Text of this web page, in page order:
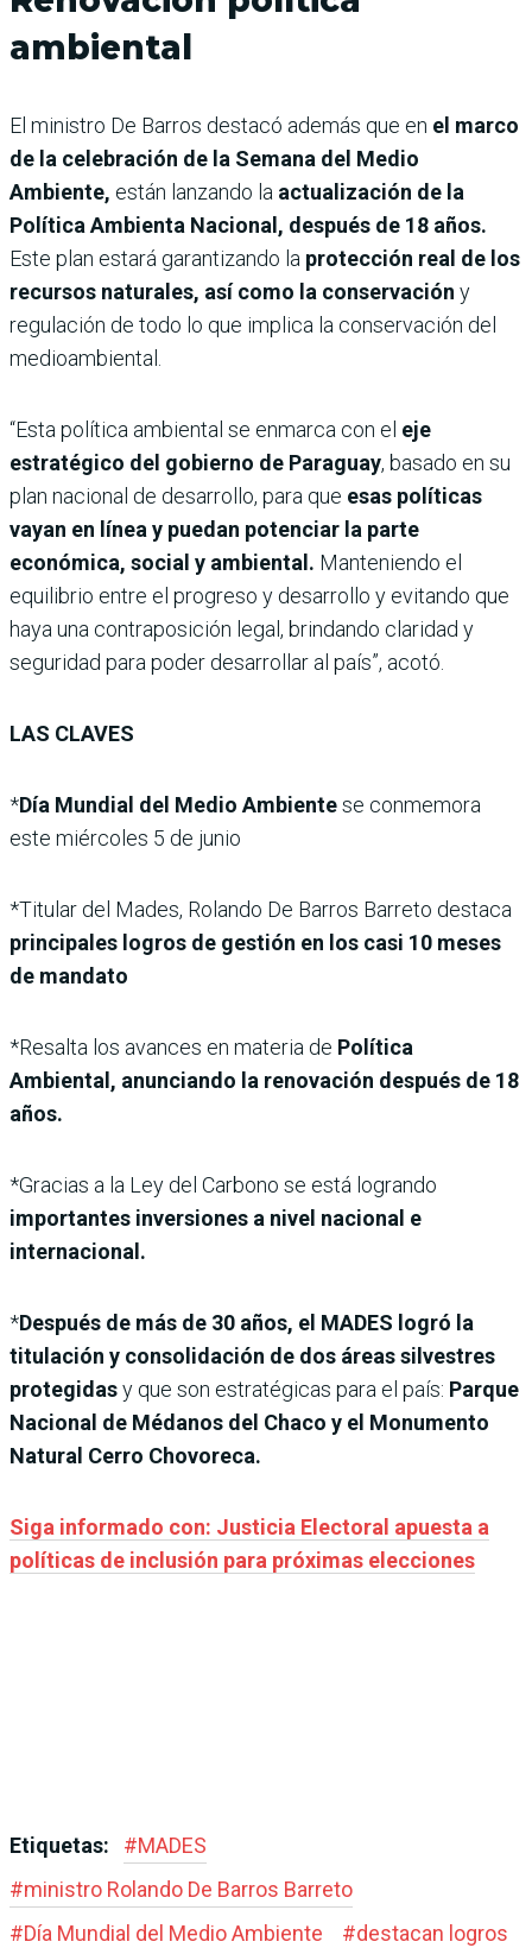
ambiental
El ministro De Barros destacó además que en el marco
de la celebración de la Semana del Medio
Ambiente, están lanzando la actualización de la
Política Ambienta Nacional, después de 18 años.
Este plan estará garantizando la protección real de los
recursos naturales, así como la conservación y
regulación de todo lo que implica la conservación del
medioambiental.
“Esta política ambiental se enmarca con el eje
estratégico del gobierno de Paraguay, basado en su
plan nacional de desarrollo, para que esas políticas
vayan en línea y puedan potenciar la parte
económica, social y ambiental. Manteniendo el
equilibrio entre el progreso y desarrollo y evitando que
haya una contraposición legal, brindando claridad y
seguridad para poder desarrollar al país”, acotó.
LAS CLAVES
*Día Mundial del Medio Ambientese conmemora
este miércoles 5 de junio
*Titular del Mades, Rolando De Barros Barreto destaca
principales logros de gestión en los casi 10 meses
de mandato
*Resalta los avances en materia de Política
Ambiental, anunciando la renovación después de 18
años.
*Gracias a la Ley del Carbono se está logrando
importantes inversiones a nivel nacional e
internacional.
*Después de más de 30 años, el MADES logró la
titulación y consolidación de dos áreas silvestres
protegidasy que son estratégicas para el país: Parque
Nacional de Médanos del Chaco y el Monumento
Natural Cerro Chovoreca.
Siga informado con: Justicia Electoral apuesta a
políticas de inclusión para próximas elecciones
Etiquetas: #MADES
#ministro Rolando De Barros Barreto
#Día Mundial del Medio Ambiente #destacan logros